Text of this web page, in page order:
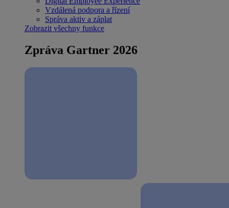
Vzdálená podpora a řízení
Správa aktiv a záplat
Zobrazit všechny funkce
Zpráva Gartner 2026